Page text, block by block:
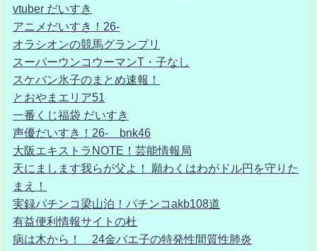
vtuber だいすき
アニメだいすき！26-
オラシオンの競馬グランプリ
スーパーウンコウーマンT・子なし
スケバン氷子のまとめ速報！
とおやまエリア51
一番くじ福袋 だいすき
声優だいすき！26- bnk46
大阪エキストラNOTE！芸能情報局
天にまします我らが父よ！ 願わくはわがドル円を守りた
まえ！
実録パチンコ梁山泊！パチンコakb108道
有益便利情報サイトの杜
病は木から！ 24金バエ子の特発性間質性肺炎